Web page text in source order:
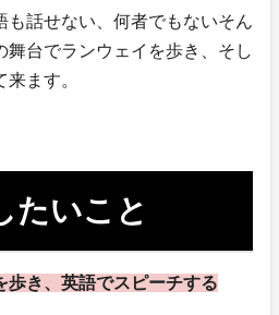
も話せない、何者でもないそん
舞台でランウェイを歩き、そし
ます。
たいこと
歩き、英語でスピーチする